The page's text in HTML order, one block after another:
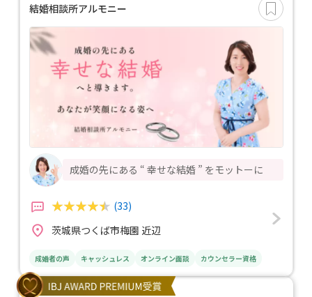
結婚相談所アルモニー
成婚の先にある “ 幸せな結婚 ” をモットーに
(33)
茨城県つくば市梅園 近辺
成婚者の声 キャッシュレス オンライン面談 カウンセラー資格